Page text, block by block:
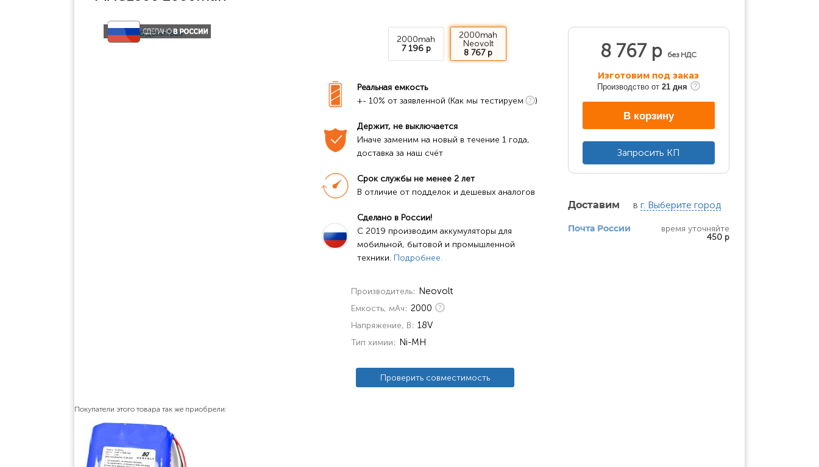
Поделиться
2000mah
7 196 р
2000mah
Neovolt
8 767 р
Реальная емкость
+- 10% от заявленной (Как мы тестируем
)
Держит, не выключается
Иначе заменим на новый в течение 1 года,
доставка за наш счёт
Срок службы не менее 2 лет
В отличие от подделок и дешевых аналогов
Сделано в России!
C 2019 производим аккумуляторы для
мобильной, бытовой и промышленной
техники. Подробнее.
Производитель Neovolt
Емкость, мАч 2000
Напряжение, В 18V
Тип химии Ni-MH
Проверить совместимость
8 767 р без НДС
Изготовим под заказ
Производство от 21 дня
В корзину
Запросить КП
Доставим в г. Выберите город
Почта России
время уточняйте
450 р
Покупатели этого товара так же приобрели: